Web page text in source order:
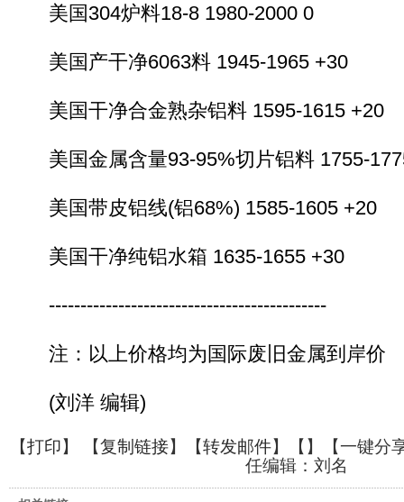
美国304炉料18-8 1980-2000 0
美国产干净6063料 1945-1965 +30
美国干净合金熟杂铝料 1595-1615 +20
美国金属含量93-95%切片铝料 1755-
美国带皮铝线(铝68%) 1585-1605 +20
美国干净纯铝水箱 1635-1655 +30
--------------------------------------------
注：以上价格均为国际废旧金属到岸价
(刘洋 编辑)
【打印】 【复制链接】【转发邮件】【 】
【一键分
任编辑：刘名